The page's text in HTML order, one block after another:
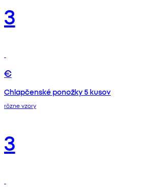
3
€
Chlapčenské ponožky 5 kusov
rôzne vzory
3